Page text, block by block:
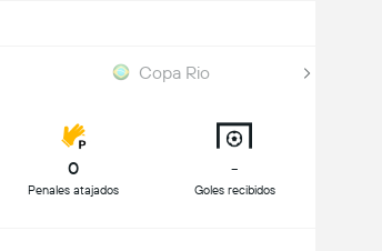
Copa Rio
0
Penales atajados
-
Goles recibidos